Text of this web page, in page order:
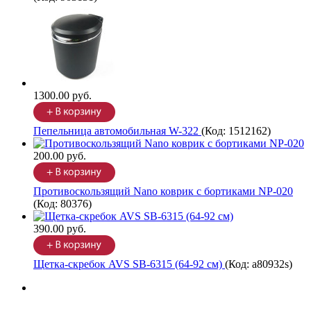
1300.00 руб.
Пепельница автомобильная W-322 (Код: 1512162)
200.00 руб.
Противоскользящий Nano коврик с бортиками NP-020
(Код: 80376)
390.00 руб.
Щетка-скребок AVS SB-6315 (64-92 cм) (Код: a80932s)